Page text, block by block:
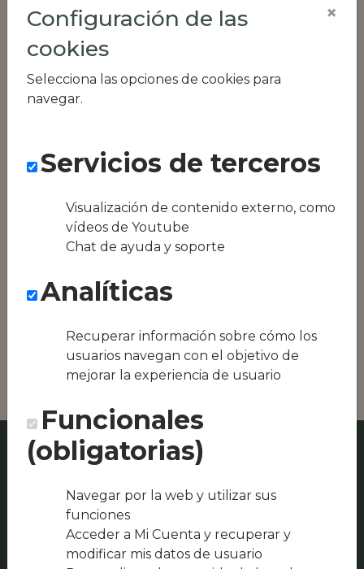
Cambio de menú
semanalmente
Factura única
Acceso individual
empleados
Panel de control
RR.HH
Compatible con
equipos híbridos
Conseguimos la
zona, como podría
ser Nientepiu
Pizzeria o Moana By
Sari's
Configuración de las
cookies
Selecciona las opciones de cookies para
navegar.
×
Servicios de terceros
Visualización de contenido externo, como
vídeos de Youtube
Chat de ayuda y soporte
Analíticas
Recuperar información sobre cómo los
usuarios navegan con el objetivo de
mejorar la experiencia de usuario
Funcionales
(obligatorias)
Navegar por la web y utilizar sus
funciones
Acceder a Mi Cuenta y recuperar y
modificar mis datos de usuario